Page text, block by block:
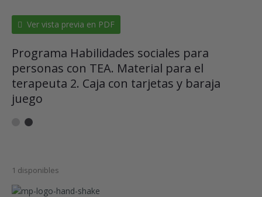
Ver vista previa en PDF
Programa Habilidades sociales para
personas con TEA. Material para el
terapeuta 2. Caja con tarjetas y baraja
juego
1 disponibles